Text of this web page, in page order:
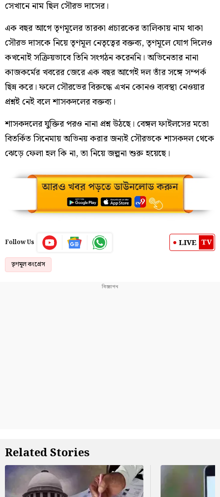
সেখানে নাম ছিল সৌরভ দাসের।
এক বছর আগে তৃণমূলের তারকা প্রচারকের তালিকায় নাম থাকা
সৌরভ দাসকে নিয়ে তৃণমূল নেতৃত্বের বক্তব্য, তৃণমূলে যোগ দিলেও
কখনোই সক্রিয়ভাবে তিনি সংগঠন করেননি। অভিনেতার নানা
কাজকর্মের খবরের জেরে এক বছর আগেই দল তাঁর সঙ্গে সম্পর্ক
ছিন্ন করে। ফলে সৌরভের বিরুদ্ধে এখন কোনও ব্যবস্থা নেওয়ার
প্রশ্নই নেই বলে শাসকদলের বক্তব্য।
শাসকদলের যুক্তির পরও নানা প্রশ্ন উঠছে। বেঙ্গল ফাইলসের মতো
বিতর্কিত সিনেমায় অভিনয় করার জন্যই সৌরভকে শাসকদল থেকে
ঝেড়ে ফেলা হল কি না, তা নিয়ে জল্পনা শুরু হয়েছে।
Follow Us LIVE TV
তৃণমূল কংগ্রেস
Related Stories